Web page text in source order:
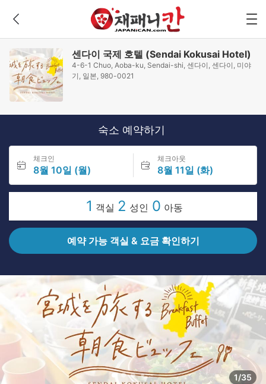
센다이 국제 호텔 (Sendai Kokusai Hotel)
4-6-1 Chuo, Aoba-ku, Sendai-shi, 센다이, 센다이, 미야
기, 일본, 980-0021
숙소 예약하기
체크인
8월 10일 (월)
체크아웃
8월 11일 (화)
1 객실 2 성인 0 아동
예약 가능 객실 & 요금 확인하기
1/35